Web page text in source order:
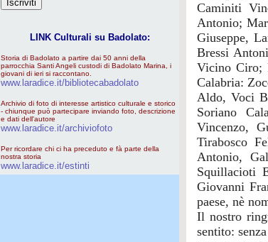
LINK Culturali su Badolato:
Storia di Badolato a partire dai 50 anni della
parrocchia Santi Angeli custodi di Badolato Marina, i
giovani di ieri si raccontano.
www.laradice.it/bibliotecabadolato
Archivio di foto di interesse artistico culturale e storico
- chiunque può partecipare inviando foto, descrizione
e dati dell'autore
www.laradice.it/archiviofoto
Per ricordare chi ci ha preceduto e fà parte della
nostra storia
www.laradice.it/estinti
Caminiti
Antonio;
Giuseppe,
Bressi
Vicino Ciro;
Calabria:
Aldo, Voci
Soriano
Vincenzo,
Tirabosco
Antonio,
Squillacioti
Giovanni
paese, nè
Il nostro
sentito: